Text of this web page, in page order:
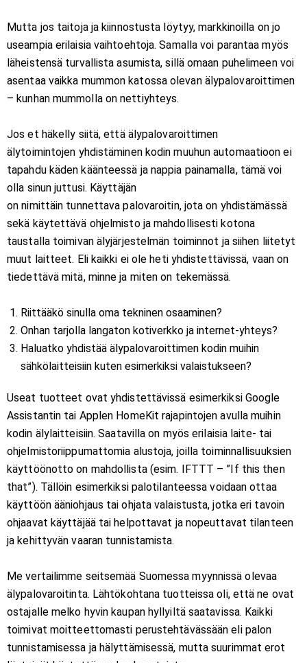
Mutta jos taitoja ja kiinnostusta löytyy, markkinoilla on jo
useampia erilaisia vaihtoehtoja. Samalla voi parantaa myös
läheistensä turvallista asumista, sillä omaan puhelimeen voi
asentaa vaikka mummon katossa olevan älypalovaroittimen
– kunhan mummolla on nettiyhteys.
Jos et häkelly siitä, että älypalovaroittimen
älytoimintojen yhdistäminen kodin muuhun automaatioon ei
tapahdu käden käänteessä ja nappia painamalla, tämä voi
olla sinun juttusi. Käyttäjän
on nimittäin tunnettava palovaroitin, jota on yhdistämässä
sekä käytettävä ohjelmisto ja mahdollisesti kotona
taustalla toimivan älyjärjestelmän toiminnot ja siihen liitetyt
muut laitteet. Eli kaikki ei ole heti yhdistettävissä, vaan on
tiedettävä mitä, minne ja miten on tekemässä.
Riittääkö sinulla oma tekninen osaaminen?
Onhan tarjolla langaton kotiverkko ja internet-yhteys?
Haluatko yhdistää älypalovaroittimen kodin muihin
sähkölaitteisiin kuten esimerkiksi valaistukseen?
Useat tuotteet ovat yhdistettävissä esimerkiksi Google
Assistantin tai Applen HomeKit rajapintojen avulla muihin
kodin älylaitteisiin. Saatavilla on myös erilaisia laite- tai
ohjelmistoriippumattomia alustoja, joilla toiminnallisuuksien
käyttöönotto on mahdollista (esim. IFTTT – ”If this then
that”). Tällöin esimerkiksi palotilanteessa voidaan ottaa
käyttöön ääniohjaus tai ohjata valaistusta, jotka eri tavoin
ohjaavat käyttäjää tai helpottavat ja nopeuttavat tilanteen
ja kehittyvän vaaran tunnistamista.
Me vertailimme seitsemää Suomessa myynnissä olevaa
älypalovaroitinta. Lähtökohtana tuotteissa oli, että ne ovat
ostajalle melko hyvin kaupan hyllyiltä saatavissa. Kaikki
toimivat moitteettomasti perustehtävässään eli palon
tunnistamisessa ja hälyttämisessä, mutta suurimmat erot